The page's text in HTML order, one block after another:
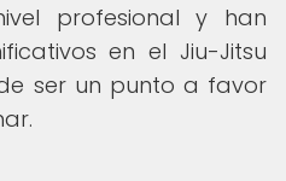
profesional y han
en el Jiu-Jitsu
ser un punto a favor